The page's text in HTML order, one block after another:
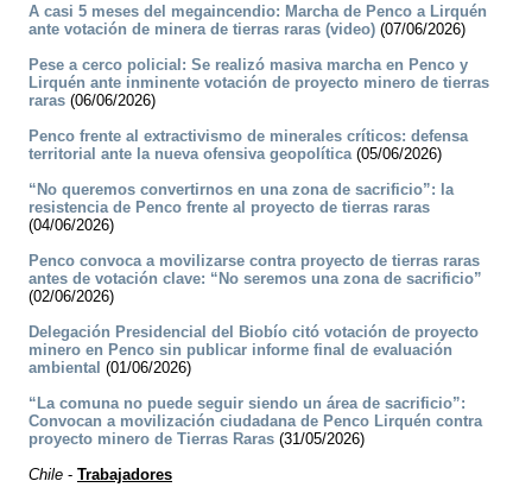
A casi 5 meses del megaincendio: Marcha de Penco a Lirquén
ante votación de minera de tierras raras (video) (07/06/2026)
Pese a cerco policial: Se realizó masiva marcha en Penco y
Lirquén ante inminente votación de proyecto minero de tierras
raras (06/06/2026)
Penco frente al extractivismo de minerales críticos: defensa
territorial ante la nueva ofensiva geopolítica(05/06/2026)
“No queremos convertirnos en una zona de sacrificio”: la
resistencia de Penco frente al proyecto de tierras raras
(04/06/2026)
Penco convoca a movilizarse contra proyecto de tierras raras
antes de votación clave: “No seremos una zona de sacrificio”
(02/06/2026)
Delegación Presidencial del Biobío citó votación de proyecto
minero en Penco sin publicar informe final de evaluación
ambiental (01/06/2026)
“La comuna no puede seguir siendo un área de sacrificio”:
Convocan a movilización ciudadana de Penco Lirquén contra
proyecto minero de Tierras Raras (31/05/2026)
Chile - Trabajadores